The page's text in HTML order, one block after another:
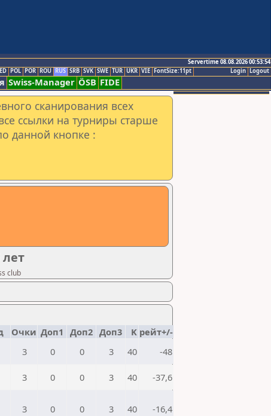
Servertime 08.08.2026 00:53:54
Logout
Login
POL POR ROU RUS SRB SVK SWE TUR UKR VIE FontSize:11pt
Swiss-Manager ÖSB FIDE
сканирования всех
ссылки на турниры старше
данной кнопке :
club
Очки Доп1 Доп2 Доп3 K рейт+/-
3 0 0 3 40 -48
3 0 0 3 40 -37,6
3 0 0 3 40 -16,4